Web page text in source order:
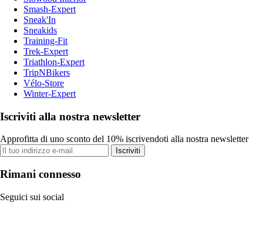
Smash-Expert
Sneak'In
Sneakids
Training-Fit
Trek-Expert
Triathlon-Expert
TripNBikers
Vélo-Store
Winter-Expert
Iscriviti alla nostra newsletter
Approfitta di uno sconto del 10% iscrivendoti alla nostra newsletter
Iscriviti
Rimani connesso
Seguici sui social